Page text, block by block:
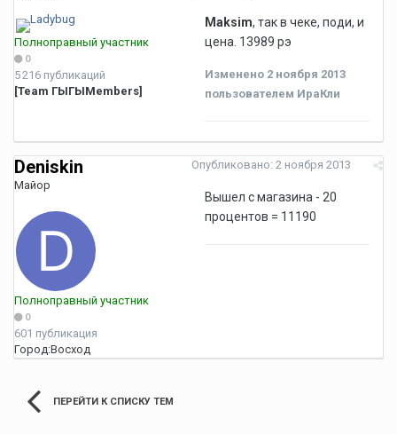
Полноправный участник
0
5 216 публикаций
[Team ГЫГЫMembers]
Maksim, так в чеке, поди, и
цена. 13989 рэ
Изменено 2 ноября 2013
пользователем ИраКли
Deniskin
Майор
Полноправный участник
0
601 публикация
Город:Восход
Опубликовано: 2 ноября 2013
Вышел с магазина - 20
процентов = 11190
ПЕРЕЙТИ К СПИСКУ ТЕМ